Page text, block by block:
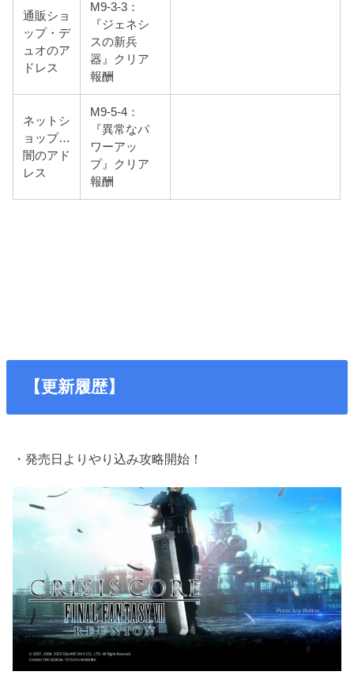
通販ショ
ップ・デ
ュオのア
ドレス
M9-3-3：
『ジェネシ
スの新兵
器』クリア
報酬
ネットシ
ョップ…
闇のアド
レス
M9-5-4：
『異常なパ
ワーアッ
プ』クリア
報酬
【更新履歴】
・発売日よりやり込み攻略開始！